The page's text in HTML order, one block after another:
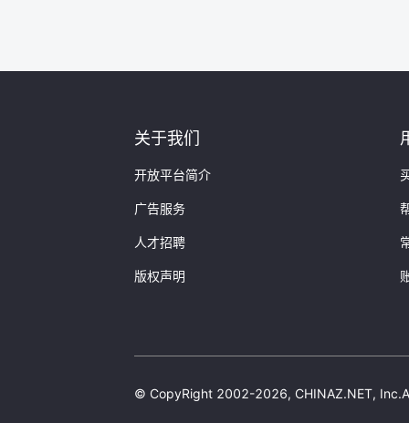
关于我们
开放平台简介
广告服务
人才招聘
版权声明
© CopyRight 2002-2026, CHINAZ.NET,